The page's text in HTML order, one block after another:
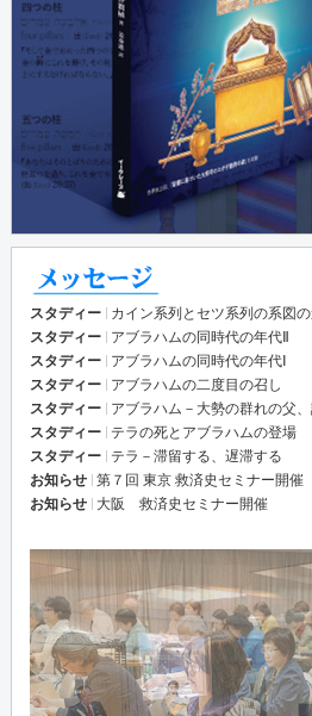
スタディー
カイン系列とセツ系列の系図の
スタディー
アブラハムの同時代の年代Ⅱ
スタディー
アブラハムの同時代の年代Ⅰ
スタディー
アブラハムの二度目の召し
スタディー
アブラハム－大勢の群れの父
スタディー
テラの死とアブラハムの登場
スタディー
テラ－滞留する、遅滞する
お知らせ 第７回 東京 救済史セミナー開催
お知らせ
大阪 救済史セミナー開催